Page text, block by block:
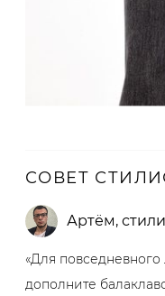
СОВЕТ
Артём,
«Для повседневного
дополните